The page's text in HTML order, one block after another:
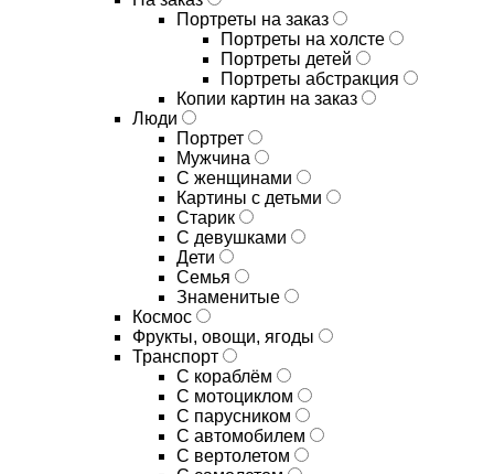
Портреты на заказ
Портреты на холсте
Портреты детей
Портреты абстракция
Копии картин на заказ
Люди
Портрет
Мужчина
С женщинами
Картины с детьми
Старик
С девушками
Дети
Семья
Знаменитые
Космос
Фрукты, овощи, ягоды
Транспорт
С кораблём
С мотоциклом
С парусником
С автомобилем
С вертолетом